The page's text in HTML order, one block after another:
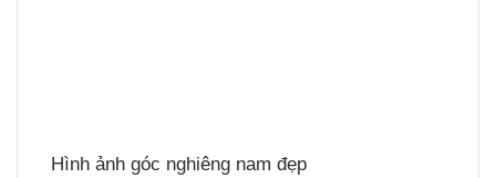
Hình ảnh góc nghiêng nam đẹp